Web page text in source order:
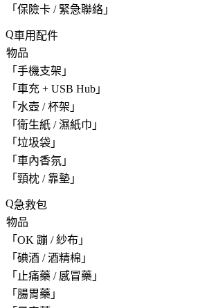
「 保險卡 / 緊急聯絡 」
車用配件
物品
「 手機支架 」
「 車充 + USB Hub 」
「 水壺 / 杯架 」
「 衛生紙 / 濕紙巾 」
「 垃圾袋 」
「 車內香氛 」
「 頸枕 / 靠墊 」
急救包
物品
「 OK 蹦 / 紗布 」
「 碘酒 / 酒精棉 」
「 止痛藥 / 感冒藥 」
「 腸胃藥 」